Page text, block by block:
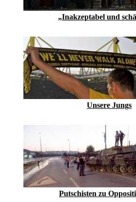
„Inakzeptabel und
Unsere Jungs
Putschisten zu